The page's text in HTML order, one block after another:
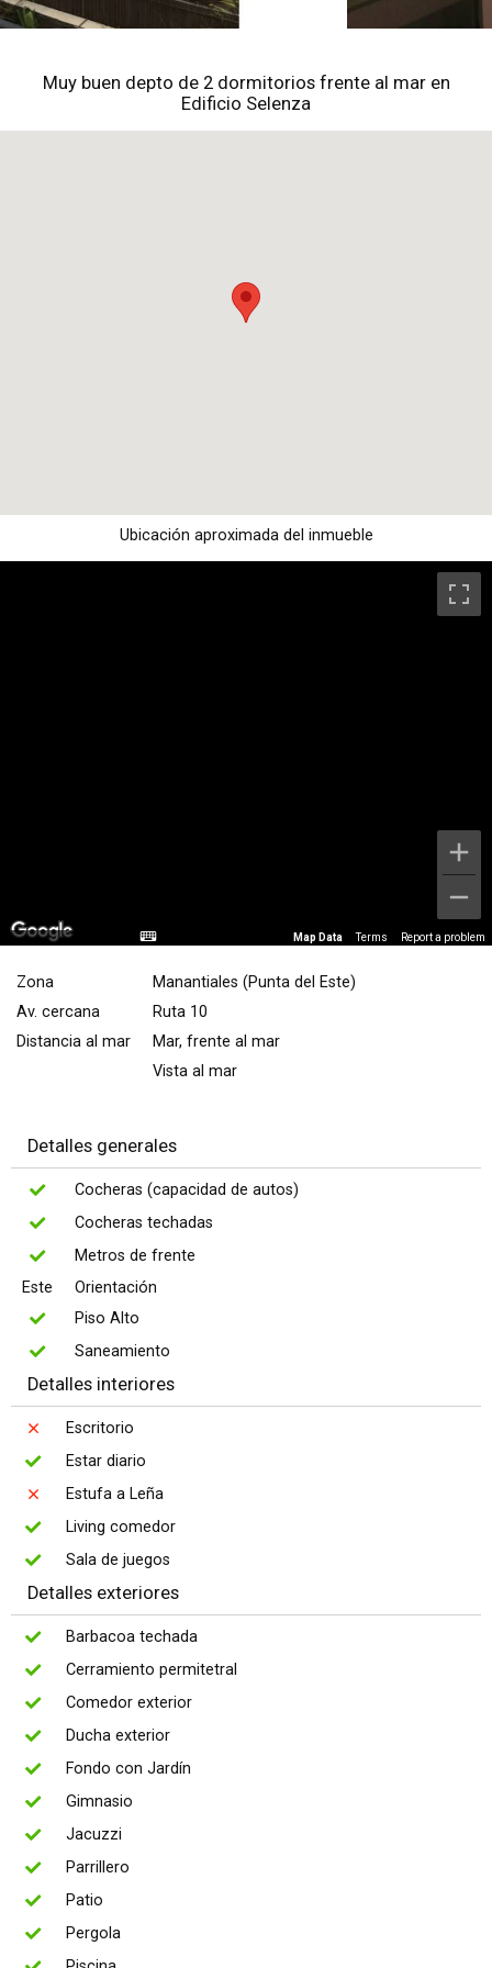
Muy buen depto de 2 dormitorios frente al mar en
Edificio Selenza
Ubicación aproximada del inmueble
Map Data Terms Report a problem
Zona
Manantiales (Punta del Este)
Av. cercana
Ruta 10
Distancia al mar
Mar, frente al mar
Vista al mar
Detalles generales
Cocheras (capacidad de autos)
Cocheras techadas
Metros de frente
Este
Orientación
Piso Alto
Saneamiento
Detalles interiores
Escritorio
Estar diario
Estufa a Leña
Living comedor
Sala de juegos
Detalles exteriores
Barbacoa techada
Cerramiento permitetral
Comedor exterior
Ducha exterior
Fondo con Jardín
Gimnasio
Jacuzzi
Parrillero
Patio
Pergola